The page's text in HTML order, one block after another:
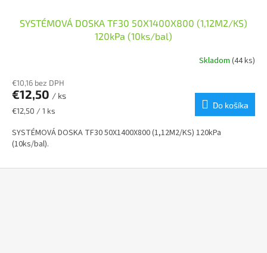
SYSTÉMOVÁ DOSKA TF30 50X1400X800 (1,12M2/KS)
120kPa (10ks/bal)
Skladom (44 ks)
€10,16 bez DPH
€12,50 / ks
Jednotková
€12,50 / 1 ks
Do košíka
SYSTÉMOVÁ DOSKA TF30 50X1400X800 (1,12M2/KS) 120kPa
(10ks/bal).